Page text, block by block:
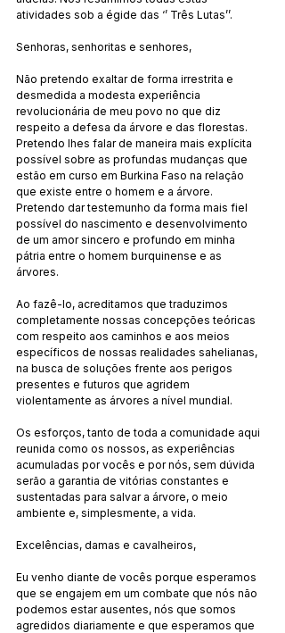
atividades sob a égide das ‘’ Três Lutas’’.
Senhoras, senhoritas e senhores,
Não pretendo exaltar de forma irrestrita e
desmedida a modesta experiência
revolucionária de meu povo no que diz
respeito a defesa da árvore e das florestas.
Pretendo lhes falar de maneira mais explícita
possível sobre as profundas mudanças que
estão em curso em Burkina Faso na relação
que existe entre o homem e a árvore.
Pretendo dar testemunho da forma mais fiel
possível do nascimento e desenvolvimento
de um amor sincero e profundo em minha
pátria entre o homem burquinense e as
árvores.
Ao fazê-lo, acreditamos que traduzimos
completamente nossas concepções teóricas
com respeito aos caminhos e aos meios
específicos de nossas realidades sahelianas,
na busca de soluções frente aos perigos
presentes e futuros que agridem
violentamente as árvores a nível mundial.
Os esforços, tanto de toda a comunidade aqui
reunida como os nossos, as experiências
acumuladas por vocês e por nós, sem dúvida
serão a garantia de vitórias constantes e
sustentadas para salvar a árvore, o meio
ambiente e, simplesmente, a vida.
Excelências, damas e cavalheiros,
Eu venho diante de vocês porque esperamos
que se engajem em um combate que nós não
podemos estar ausentes, nós que somos
agredidos diariamente e que esperamos que